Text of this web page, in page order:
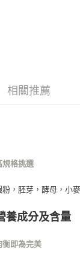
相關推薦
規格挑選
，胚芽，酵母，小
養成分及含量
衡即為完美